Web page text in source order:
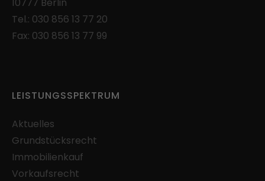
Tel.: 030 856 13 77 20
Fax: 030 856 13 77 99
LEISTUNGSSPEKTRUM
Aktuelles
Grundstücksrecht
Immobilienkauf
Vorkaufsrecht
einzuschränken.
Laufzeit: 90 Tage
Anbieter: Google
Speicher des Browsers (Local Storage).
Laufzeit: unbegrenzt
Anbieter: Google